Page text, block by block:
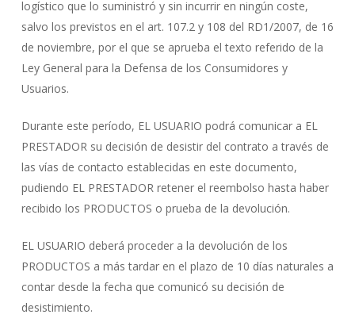
logístico que lo suministró y sin incurrir en ningún coste,
salvo los previstos en el art. 107.2 y 108 del RD1/2007, de 16
de noviembre, por el que se aprueba el texto referido de la
Ley General para la Defensa de los Consumidores y
Usuarios.
Durante este período, EL USUARIO podrá comunicar a EL
PRESTADOR su decisión de desistir del contrato a través de
las vías de contacto establecidas en este documento,
pudiendo EL PRESTADOR retener el reembolso hasta haber
recibido los PRODUCTOS o prueba de la devolución.
EL USUARIO deberá proceder a la devolución de los
PRODUCTOS a más tardar en el plazo de 10 días naturales a
contar desde la fecha que comunicó su decisión de
desistimiento.